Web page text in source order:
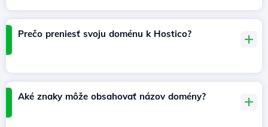
Prečo preniesť svoju doménu k Hostico?
Aké znaky môže obsahovať názov domény?